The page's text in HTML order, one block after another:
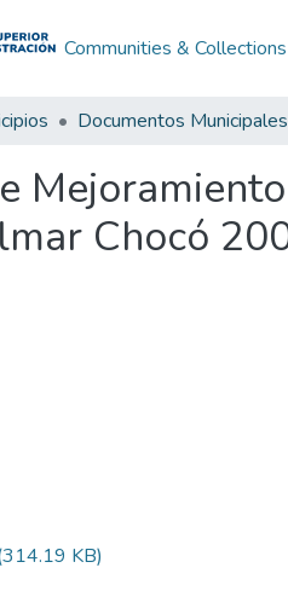
Communities & Collections
Documentos Municipales
Chocó
KB)